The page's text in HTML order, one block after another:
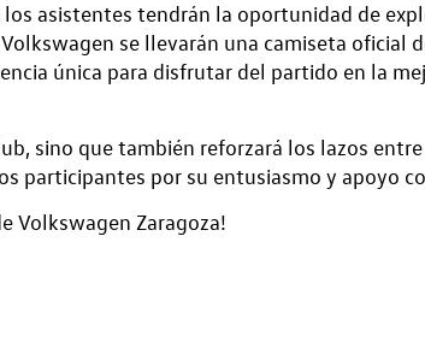
los asistentes tendrán la oportunidad de
se llevarán una camiseta oficial
única para disfrutar del partido en la
sino que también reforzará los lazos entre
participantes por su entusiasmo y apoyo
Volkswagen Zaragoza!